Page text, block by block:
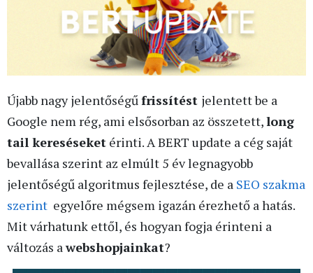
Újabb nagy jelentőségűfrissítést jelentett be a
Google nem rég, ami elsősorban az összetett,long
tail kereséseket érinti. A BERT update a cég saját
bevallása szerint az elmúlt 5 év legnagyobb
jelentőségű algoritmus fejlesztése, de a SEO szakma
szerint egyelőre mégsem igazán érezhető a hatás.
Mit várhatunk ettől, és hogyan fogja érinteni a
változás awebshopjainkat?